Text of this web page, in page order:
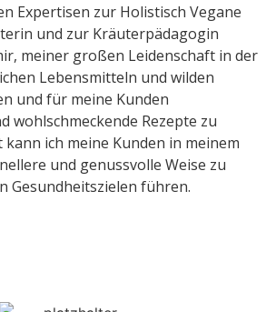
Expertisen zur Holistisch Vegane
und zur Kräuterpädagogin
meiner großen Leidenschaft in der
Lebensmitteln und wilden
und für meine Kunden
wohlschmeckende Rezepte zu
ich meine Kunden in meinem
und genussvolle Weise zu
Gesundheitszielen führen.